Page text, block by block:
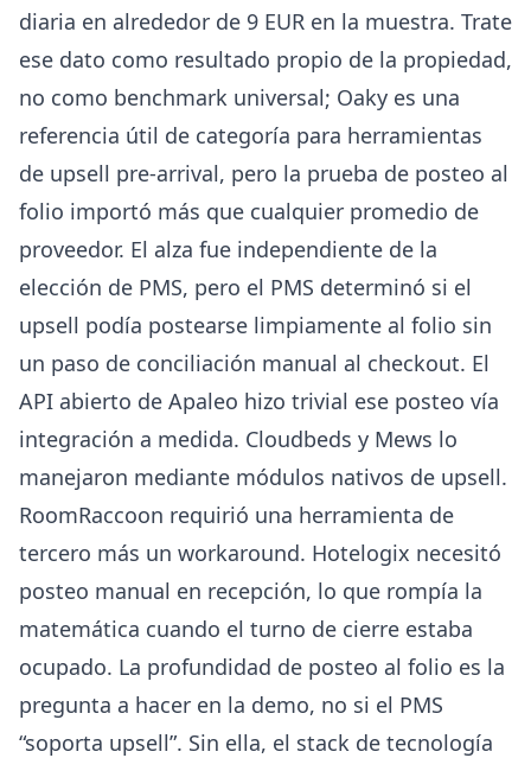
diaria en alrededor de 9 EUR en la muestra. Trate
ese dato como resultado propio de la propiedad,
no como benchmark universal; Oaky es una
referencia útil de categoría para herramientas
de upsell pre-arrival, pero la prueba de posteo al
folio importó más que cualquier promedio de
proveedor. El alza fue independiente de la
elección de PMS, pero el PMS determinó si el
upsell podía postearse limpiamente al folio sin
un paso de conciliación manual al checkout. El
API abierto de Apaleo hizo trivial ese posteo vía
integración a medida. Cloudbeds y Mews lo
manejaron mediante módulos nativos de upsell.
RoomRaccoon requirió una herramienta de
tercero más un workaround. Hotelogix necesitó
posteo manual en recepción, lo que rompía la
matemática cuando el turno de cierre estaba
ocupado. La profundidad de posteo al folio es la
pregunta a hacer en la demo, no si el PMS
“soporta upsell”. Sin ella, el stack de tecnología